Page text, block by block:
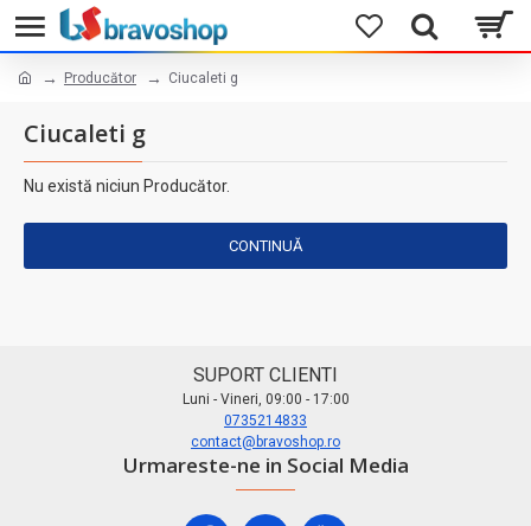
Producător Ciucaleti g
Ciucaleti g
Nu există niciun Producător.
CONTINUĂ
SUPORT CLIENTI
Luni - Vineri, 09:00 - 17:00
0735214833
contact@bravoshop.ro
Urmareste-ne in Social Media